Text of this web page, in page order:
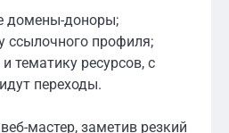
домены-доноры;
ссылочного профиля;
тематику ресурсов, с
переходы.
мастер, заметив резкий